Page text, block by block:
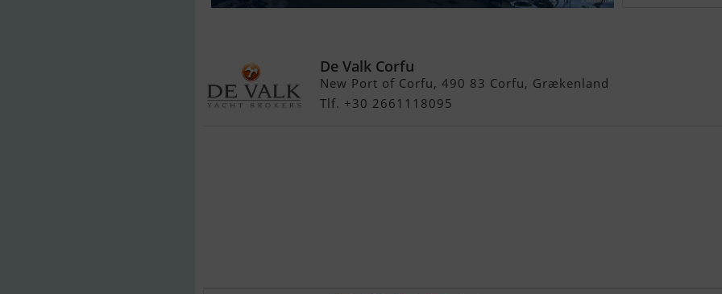
De Valk Corfu
New Port of Corfu, 490 83 Corfu, Grækenland
Tlf. +30 2661118095